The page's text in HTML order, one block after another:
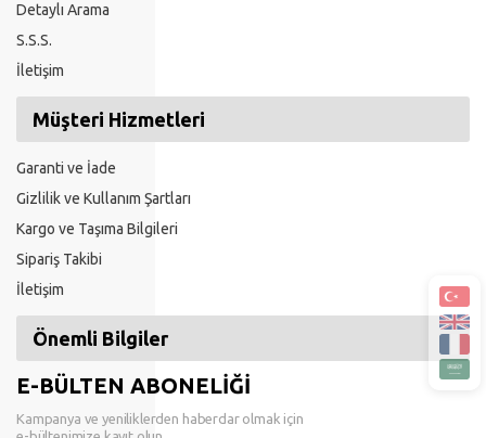
Detaylı Arama
S.S.S.
İletişim
Müşteri Hizmetleri
Garanti ve İade
Gizlilik ve Kullanım Şartları
Kargo ve Taşıma Bilgileri
Sipariş Takibi
İletişim
Önemli Bilgiler
E-BÜLTEN ABONELİĞİ
Kampanya ve yeniliklerden haberdar olmak için